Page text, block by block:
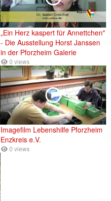
„Ein Herz kaspert für Annettchen"
- Die Ausstellung Horst Janssen
in der Pforzheim Galerie
0 views
Imagefilm Lebenshilfe Pforzheim
Enzkreis e.V.
0 views